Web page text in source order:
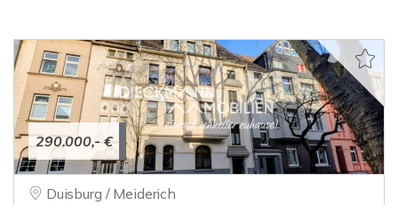
290.000,- €
Duisburg / Meiderich